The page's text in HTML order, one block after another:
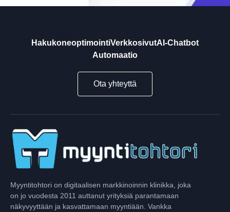
HakukoneoptimointiVerkkosivutAI-Chatbot
Automaatio
Ota yhteyttä
Myyntitohtori on digitaalisen markkinoinnin klinikka, joka
on jo vuodesta 2011 auttanut yrityksiä parantamaan
näkyvyyttään ja kasvattamaan myyntiään. Vankka